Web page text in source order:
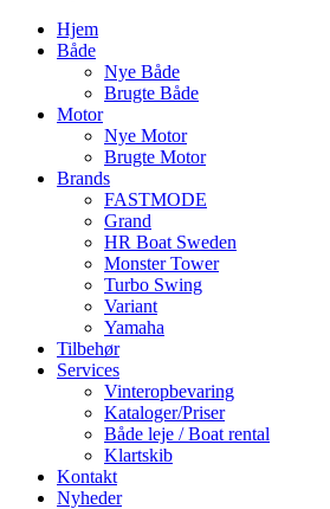
Hjem
Både
Nye Både
Brugte Både
Motor
Nye Motor
Brugte Motor
Brands
FASTMODE
Grand
HR Boat Sweden
Monster Tower
Turbo Swing
Variant
Yamaha
Tilbehør
Services
Vinteropbevaring
Kataloger/Priser
Både leje / Boat rental
Klartskib
Kontakt
Nyheder